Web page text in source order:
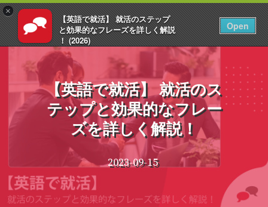
×
【英語で就活】 就活のステップ
と効果的なフレーズを詳しく解説
！ (2026)
EnglishCentral
Open
ログイン JA
コ
プ
【英語で就活】 就活のス
テップと効果的なフレー
ズを詳しく解説！
2023-09-15